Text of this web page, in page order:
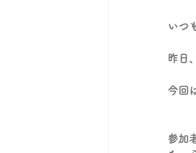
いつ
昨日
今回
参加